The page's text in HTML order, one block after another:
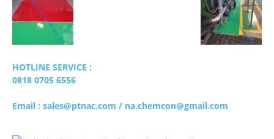
HOTLINE SERVICE :
0818 0705 6556
Email : sales@ptnac.com / na.chemcon@gmail.com